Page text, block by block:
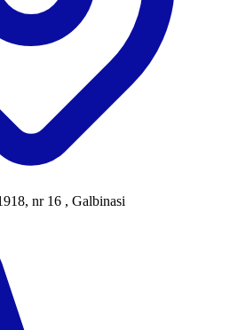
nr 16 , Galbinasi